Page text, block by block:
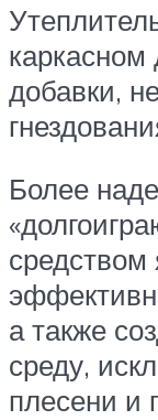
добавки,
Более
средством
а также
среду,
плесени и